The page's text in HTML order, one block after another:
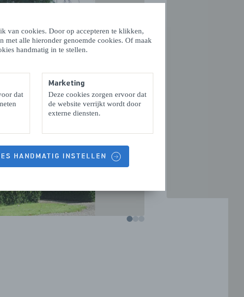
van cookies. Door op accepteren te klikken,
met alle hieronder genoemde cookies. Of maak
handmatig in te stellen.
dat
Marketing
Deze cookies zorgen ervoor dat
de website verrijkt wordt door
externe diensten.
HANDMATIG INSTELLEN
VOLGENDE